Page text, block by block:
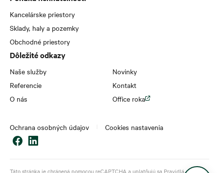
Kancelárske priestory
Sklady, haly a pozemky
Obchodné priestory
Dôležité odkazy
Naše služby
Referencie
O nás
Novinky
Kontakt
Office roka
Ochrana osobných údajov Cookies nastavenia
Táto stránka je chránená pomocou reCAPTCHA a uplatňujú sa Pravidlá ochrany